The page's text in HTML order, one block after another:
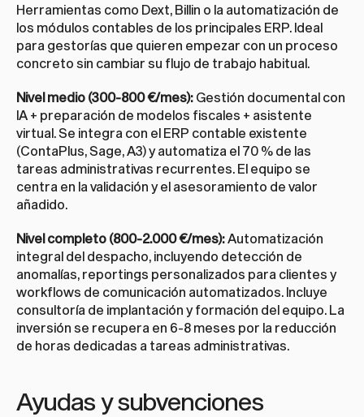
Herramientas como Dext, Billin o la automatización de
los módulos contables de los principales ERP. Ideal
para gestorías que quieren empezar con un proceso
concreto sin cambiar su flujo de trabajo habitual.
Nivel medio (300-800 €/mes): Gestión documental con
IA + preparación de modelos fiscales + asistente
virtual. Se integra con el ERP contable existente
(ContaPlus, Sage, A3) y automatiza el 70 % de las
tareas administrativas recurrentes. El equipo se
centra en la validación y el asesoramiento de valor
añadido.
Nivel completo (800-2.000 €/mes): Automatización
integral del despacho, incluyendo detección de
anomalías, reportings personalizados para clientes y
workflows de comunicación automatizados. Incluye
consultoría de implantación y formación del equipo. La
inversión se recupera en 6-8 meses por la reducción
de horas dedicadas a tareas administrativas.
Ayudas y subvenciones